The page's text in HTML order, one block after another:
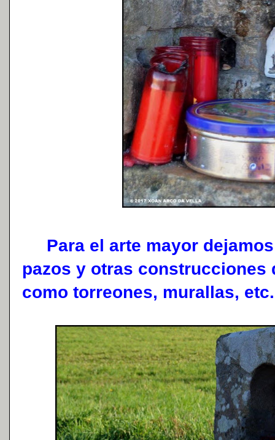
Para el arte mayor
pazos y otras
como torreones, murallas, etc.